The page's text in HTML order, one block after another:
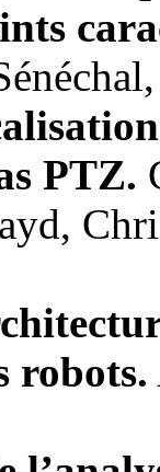
PTZ.
robots.